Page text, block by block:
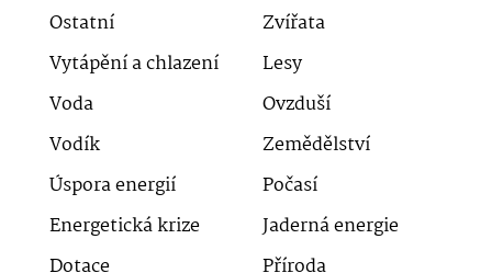
Ostatní
Zvířata
Vytápění a chlazení
Lesy
Voda
Ovzduší
Vodík
Zemědělství
Úspora energií
Počasí
Energetická krize
Jaderná energie